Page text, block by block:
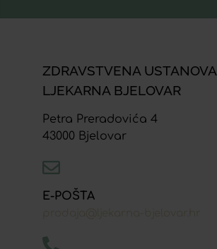
ZDRAVSTVENA USTANOVA
LJEKARNA BJELOVAR
Petra Preradovića 4
43000 Bjelovar
E-POŠTA